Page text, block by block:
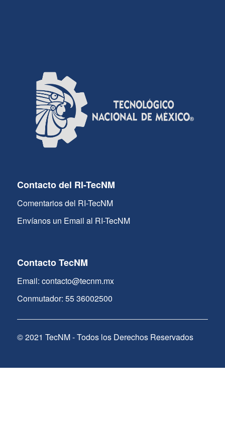
Contacto del RI-TecNM
Comentarios del RI-TecNM
Envíanos un Email al RI-TecNM
Contacto TecNM
Email: contacto@tecnm.mx
Conmutador: 55 36002500
© 2021 TecNM - Todos los Derechos Reservados